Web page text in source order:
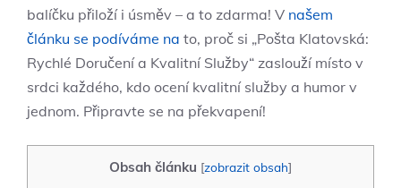
balíčku přiloží i úsměv – a to zdarma! V našem
článku se podíváme na to, proč si „Pošta Klatovská:
Rychlé Doručení a Kvalitní Služby“ zaslouží místo v
srdci každého, kdo ocení kvalitní služby a humor v
jednom. Připravte se na překvapení!
Obsah článku [zobrazit obsah]